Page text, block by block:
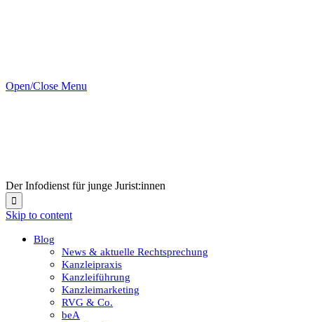
Open/Close Menu
Der Infodienst für junge Jurist:innen

Skip to content
Blog
News & aktuelle Rechtsprechung
Kanzleipraxis
Kanzleiführung
Kanzleimarketing
RVG & Co.
beA